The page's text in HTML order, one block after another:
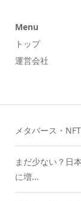
Menu
トップ
運営会社
メタバース・
まだ少ない？日
に増...